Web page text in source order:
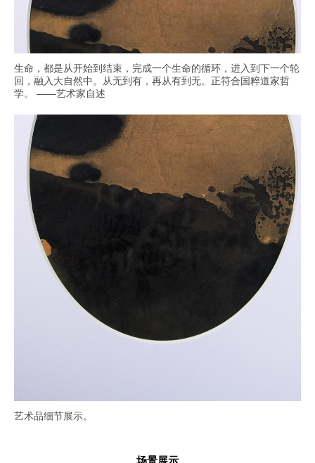
生命，都是从开始到结束，完成一个生命的循环，进入到下一个轮
回，融入大自然中。从无到有，再从有到无。正符合国粹道家哲
学。 ——艺术家自述
艺术品细节展示。
场景展示